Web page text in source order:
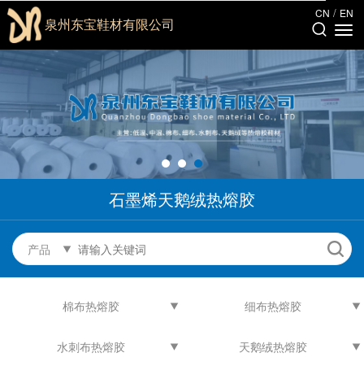
泉州东宝鞋材有限公司
CN / EN
石墨烯天鹅绒热熔胶
产品
棉布热熔胶 细布热熔胶
水刺布热熔胶 天鹅绒热熔胶